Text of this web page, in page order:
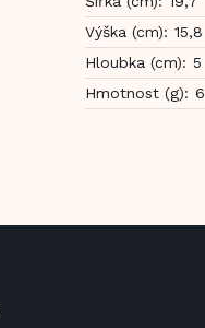
Výška (cm): 15,8
Hloubka (cm): 5
Hmotnost (g): 6